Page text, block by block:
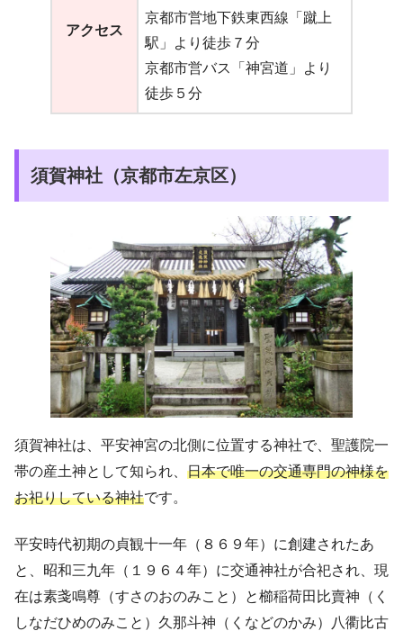
アクセス
京都市営地下鉄東西線「蹴上
駅」より徒歩７分
京都市営バス「神宮道」より
徒歩５分
須賀神社（京都市左京区）
須賀神社は、平安神宮の北側に位置する神社で、聖護院一
帯の産土神として知られ、 日本で唯一の交通専門の神様を
お祀りしている神社です。
平安時代初期の貞観十一年（８６９年）に創建されたあ
と、昭和三九年（１９６４年）に交通神社が合祀され、現
在は素戔鳴尊（すさのおのみこと）と櫛稲荷田比賣神（く
しなだひめのみこと）久那斗神（くなどのかみ）八衢比古